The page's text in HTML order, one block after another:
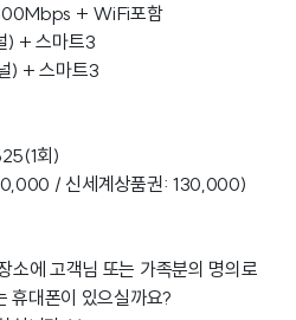
+ WiFi포함
) + 스마트3
) + 스마트3
회)
/ 신세계상품권: 130,000)
소에 고객님 또는 가족분의 명의로
대폰이 있으실까요?